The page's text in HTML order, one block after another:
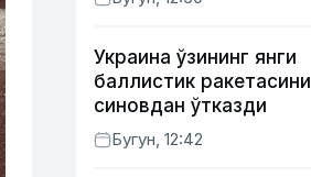
Украина ўзининг янги
баллистик ракетасини
синовдан ўтказди
Бугун, 12:42